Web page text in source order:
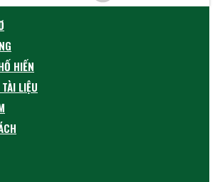
HIẾN
LIỆU